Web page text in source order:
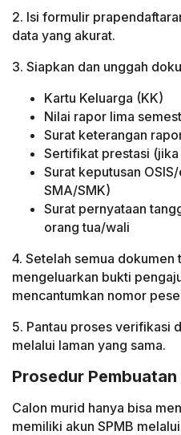
2. Isi formulir
data yang akurat.
3. Siapkan dan unggah
Kartu Keluarga (KK)
Nilai rapor lima
Surat keterangan
Sertifikat prestasi (jika
Surat keputusan
SMA/SMK)
Surat pernyataan
orang tua/wali
4. Setelah semua dokumen
mengeluarkan bukti
mencantumkan nomor
5. Pantau proses verifikasi
melalui laman yang sama.
Prosedur
Calon murid hanya bisa
memiliki akun SPMB